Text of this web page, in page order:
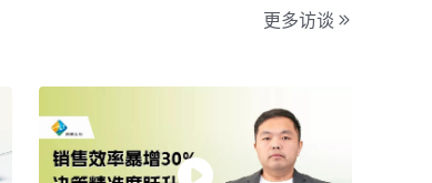
更多访谈